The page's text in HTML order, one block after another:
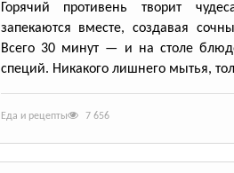
Горячий противень творит
запекаются вместе, создавая
Всего 30 минут — и на столе
специй. Никакого лишнего мытья,
Еда и рецепты 7 656